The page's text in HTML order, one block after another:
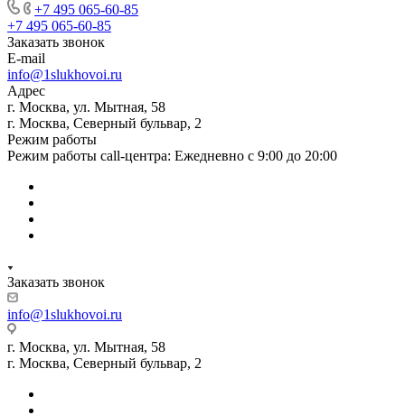
+7 495 065-60-85
+7 495 065-60-85
Заказать звонок
E-mail
info@1slukhovoi.ru
Адрес
г. Москва, ул. Мытная, 58
г. Москва, Северный бульвар, 2
Режим работы
Режим работы call-центра: Ежедневно с 9:00 до 20:00
Заказать звонок
info@1slukhovoi.ru
г. Москва, ул. Мытная, 58
г. Москва, Северный бульвар, 2